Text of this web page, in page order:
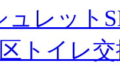
レット
トイレ